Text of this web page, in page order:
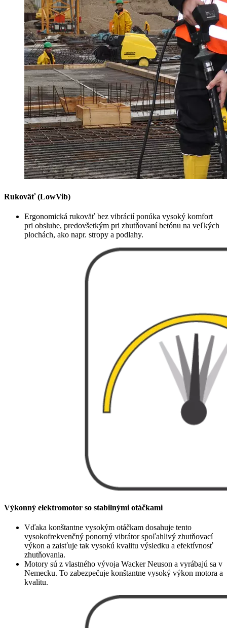
Rukoväť (LowVib)
Ergonomická rukoväť bez vibrácií ponúka vysoký komfort
pri obsluhe, predovšetkým pri zhutňovaní betónu na veľkých
plochách, ako napr. stropy a podlahy.
Výkonný elektromotor so stabilnými otáčkami
Vďaka konštantne vysokým otáčkam dosahuje tento
vysokofrekvenčný ponorný vibrátor spoľahlivý zhutňovací
výkon a zaisťuje tak vysokú kvalitu výsledku a efektívnosť
zhutňovania.
Motory sú z vlastného vývoja Wacker Neuson a vyrábajú sa v
Nemecku. To zabezpečuje konštantne vysoký výkon motora a
kvalitu.